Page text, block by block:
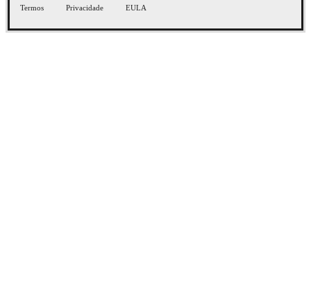
Termos Privacidade EULA